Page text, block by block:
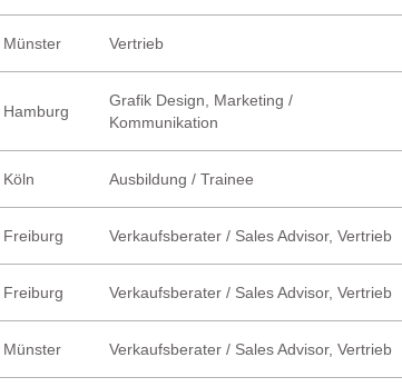
Münster Vertrieb
Hamburg
Grafik Design, Marketing /
Kommunikation
Köln Ausbildung / Trainee
Freiburg Verkaufsberater / Sales Advisor, Vertrieb
Freiburg Verkaufsberater / Sales Advisor, Vertrieb
Münster Verkaufsberater / Sales Advisor, Vertrieb